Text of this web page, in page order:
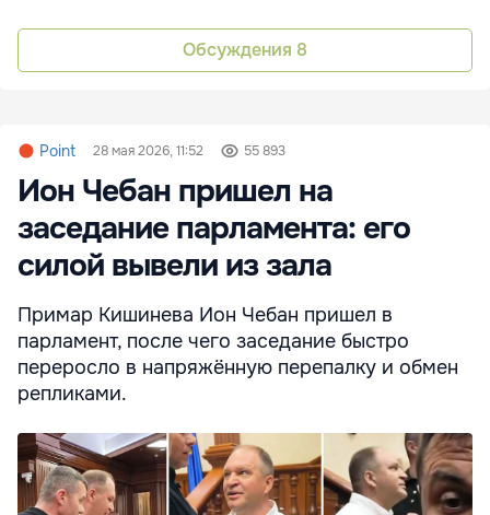
Обсуждения 8
Point 28 мая 2026, 11:52 55 893
Ион Чебан пришел на
заседание парламента: его
силой вывели из зала
Примар Кишинева Ион Чебан пришел в
парламент, после чего заседание быстро
переросло в напряжённую перепалку и обмен
репликами.